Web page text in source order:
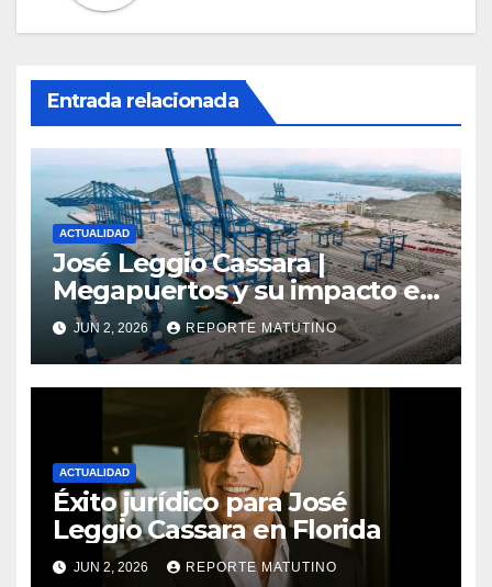
Entrada relacionada
ACTUALIDAD
José Leggio Cassara |
Megapuertos y su impacto en
el turismo y el comercio
global
JUN 2, 2026 REPORTE MATUTINO
ACTUALIDAD
Éxito jurídico para José
Leggio Cassara en Florida
JUN 2, 2026 REPORTE MATUTINO